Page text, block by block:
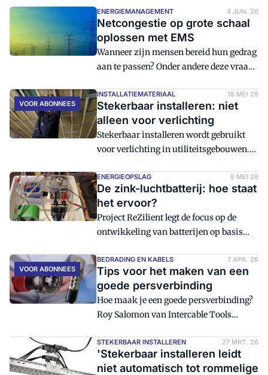
ENERGIEMANAGEMENT 4 JUN. 26
Netcongestie op grote schaal
oplossen met EMS
Wanneer zijn mensen bereid hun gedrag
aan te passen? Onder andere deze vraag
Programma te beantwoorden.
VOOR ABONNEES
INSTALLATIEMATERIAAL 18 MEI 26
Stekerbaar installeren: niet
alleen voor verlichting
Stekerbaar installeren wordt gebruikt
voor verlichting in utiliteitsgebouwen.
zoals het stekerbaar aansluiten van
wandcontactdozen." In gesprek met
Maarten van Beek, productmanager
stekerbaar installeren bij Hemmink.
ENERGIEOPSLAG 8 MEI 26
De zink-luchtbatterij: hoe staat
het ervoor?
Project ReZilient legt de focus op de
ontwikkeling van batterijen op basis
circulaire batterij te ontwikkelen die
veilig is, gebruik maakt van niet-
kritische grondstoffen en qua kostprijs
kan concurreren met bestaande
systemen. Hoe vergevorderd is de
VOOR ABONNEES
BEDRADING EN KABELS 7 APR. 26
Tips voor het maken van een
goede persverbinding
Hoe maak je een goede persverbinding?
Roy Salomon van Intercable Tools
praktijkvoorbeelden.
STEKERBAAR INSTALLEREN 27 MRT. 26
'Stekerbaar installeren leidt
niet automatisch tot rommelige